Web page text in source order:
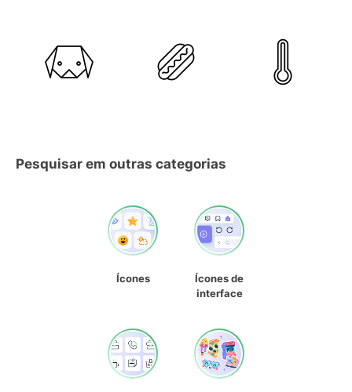
Pesquisar em outras categorias
Ícones
Ícones de
interface